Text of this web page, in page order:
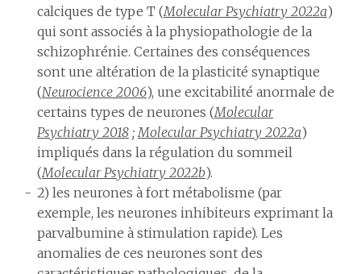
calciques de type T (Molecular Psychiatry 2022a)
qui sont associés à la physiopathologie de la
schizophrénie. Certaines des conséquences
sont une altération de la plasticité synaptique
(Neurocience 2006), une excitabilité anormale de
certains types de neurones (Molecular
Psychiatry 2018 ;Molecular Psychiatry 2022a)
impliqués dans la régulation du sommeil
(Molecular Psychiatry 2022b).
2) les neurones à fort métabolisme (par
exemple, les neurones inhibiteurs exprimant la
parvalbumine à stimulation rapide). Les
anomalies de ces neurones sont des